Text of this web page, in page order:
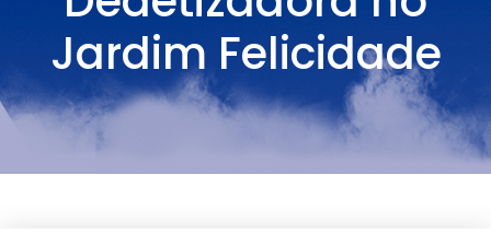
Jardim Felicidade